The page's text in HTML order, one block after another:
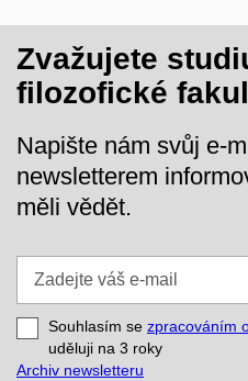
Zvažujete
filozofické
Napište nám svůj e-
newsletterem
měli vědět.
e-
mail
Souhlasím se zpracováním
uděluji na 3 roky
Archiv newsletteru